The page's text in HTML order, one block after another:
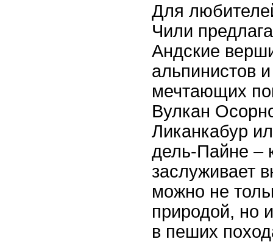
Для
Чили
Андские
альпинистов
мечтающих
Вулкан
Ликанкабур
дель-Пайне –
заслуживает
можно не
природой, но
в пеших